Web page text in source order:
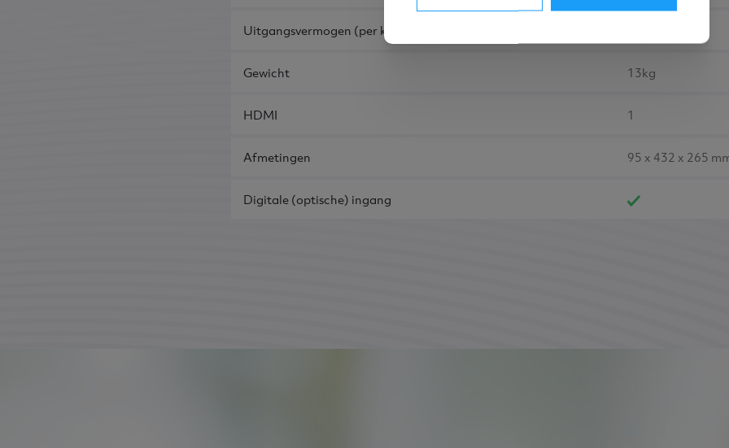
Uitgangsvermogen (per kanaal)
Gewicht 13kg
HDMI 1
Afmetingen 95 x 432 x 265
Digitale (optische) ingang